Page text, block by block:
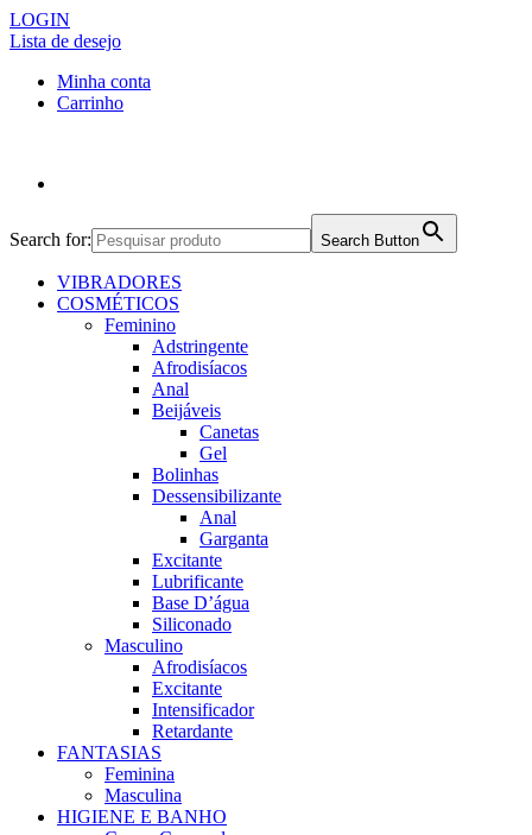
LOGIN
Lista de desejo
Minha conta
Carrinho
Search for: Search Button
VIBRADORES
COSMÉTICOS
Feminino
Adstringente
Afrodisíacos
Anal
Beijáveis
Canetas
Gel
Bolinhas
Dessensibilizante
Anal
Garganta
Excitante
Lubrificante
Base D’água
Siliconado
Masculino
Afrodisíacos
Excitante
Intensificador
Retardante
FANTASIAS
Feminina
Masculina
HIGIENE E BANHO